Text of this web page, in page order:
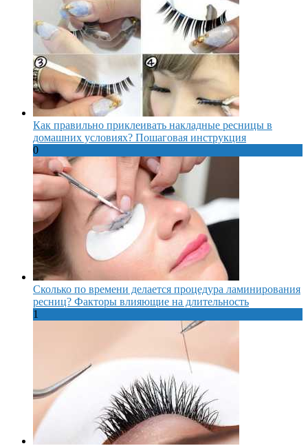
Как правильно приклеивать накладные ресницы в
домашних условиях? Пошаговая инструкция
0
Сколько по времени делается процедура ламинирования
ресниц? Факторы влияющие на длительность
1